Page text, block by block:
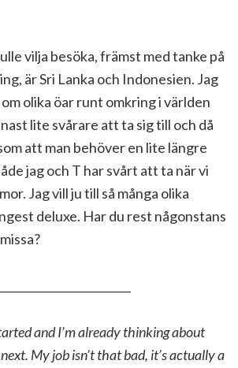
vilja besöka, främst med tanke på
är Sri Lanka och Indonesien. Jag
olika öar runt omkring i världen
lite svårare att ta sig till och då
att man behöver en lite längre
jag och T har svårt att ta när vi
Jag vill ju till så många olika
deluxe. Har du rest någonstans
and I’m already thinking about
My job isn’t that bad, it’s actually a